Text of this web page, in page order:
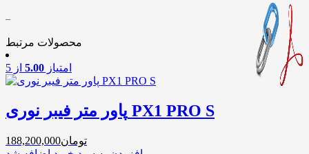
–
محصولات مرتبط
امتیاز 5.00 از 5
پاور متر فیبر نوری PX1 PRO S
تومان188,200,000